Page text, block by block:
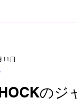
ンド・衣料品・新
のジ
11日